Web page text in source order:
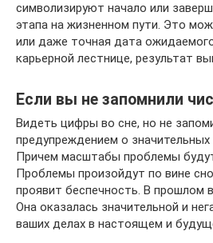
символизируют начало или
этапа на жизненном пути. Это
или даже точная дата
карьерной лестнице, результат
Если вы не запомнили
Видеть цифры во сне, но не
предупреждением о
Причем масштабы проблемы
Проблемы произойдут по вине
проявит беспечность. В прошлом
Она оказалась значительной и
ваших делах в настоящем и